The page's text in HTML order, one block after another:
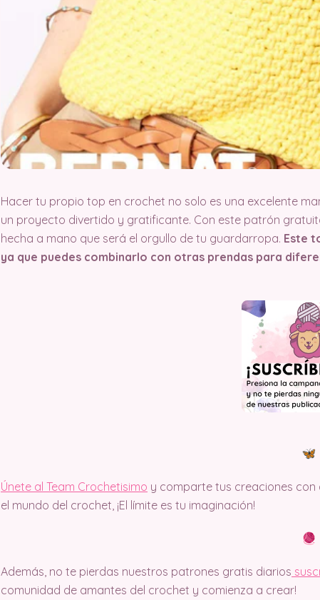
Hacer tu propio top en crochet no solo es una excelente
un proyecto divertido y gratificante. Con este patrón
hecha a mano que será el orgullo de tu guardarropa. Este
ya que puedes combinarlo con otras prendas para
Únete al Team Crochetisimo y comparte tus creaciones con
el mundo del crochet, ¡El límite es tu imaginación!
Además, no te pierdas nuestros patrones gratis diarios
comunidad de amantes del crochet y comienza a crear!